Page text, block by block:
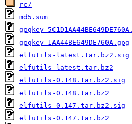
rc/
md5.sum
gpgkey-
gpgkey-1AA44BE649DE760A.gpg
elfutils-latest.tar.bz2.sig
elfutils-latest.tar.bz2
elfutils-0.148.tar.bz2.sig
elfutils-0.148.tar.bz2
elfutils-0.147.tar.bz2.sig
elfutils-0.147.tar.bz2